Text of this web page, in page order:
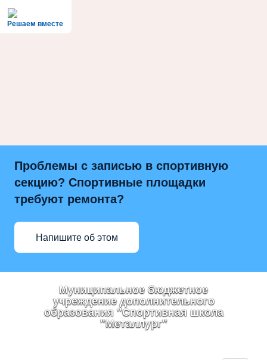
Решаем вместе
Проблемы с записью в спортивную
секцию? Спортивные площадки
требуют ремонта?
Напишите об этом
Муниципальное бюджетное
учреждение дополнительного
образования "Спортивная школа
"Металлург"